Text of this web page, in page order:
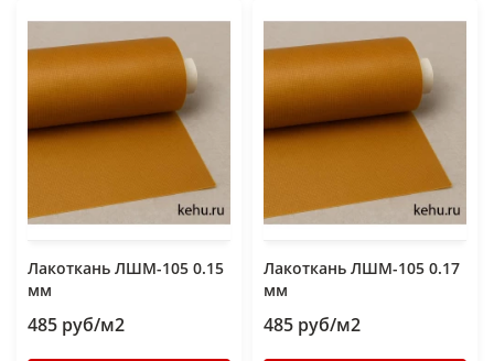
Лакоткань ЛШМ-105 0.15
мм
485 руб/м2
Лакоткань ЛШМ-105 0.17
мм
485 руб/м2